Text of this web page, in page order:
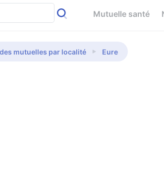
Mutuelle santé
mutuelles par localité Eure